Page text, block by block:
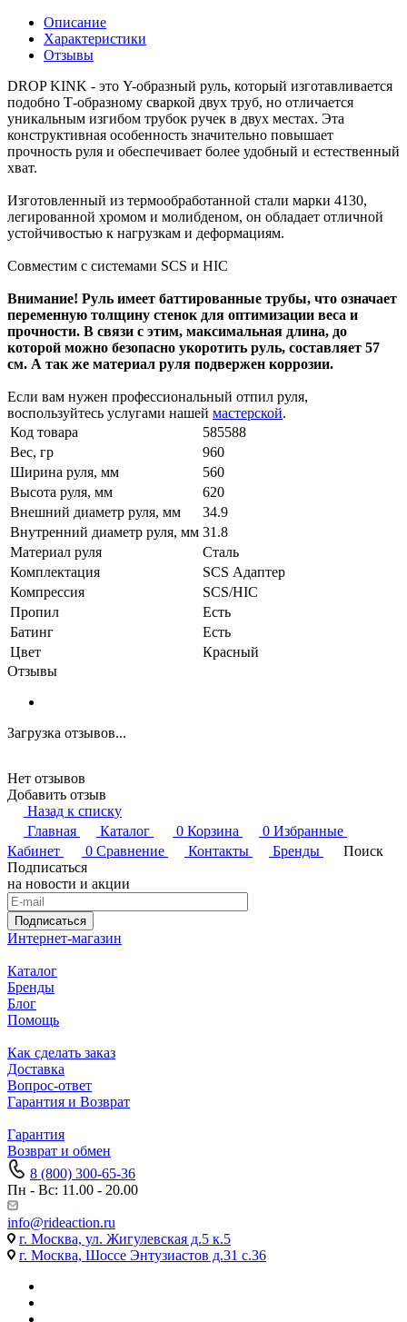
Описание
Характеристики
Отзывы
DROP KINK - это Y-образный руль, который изготавливается
подобно Т-образному сваркой двух труб, но отличается
уникальным изгибом трубок ручек в двух местах. Эта
конструктивная особенность значительно повышает
прочность руля и обеспечивает более удобный и естественный
хват.
Изготовленный из термообработанной стали марки 4130,
легированной хромом и молибденом, он обладает отличной
устойчивостью к нагрузкам и деформациям.
Совместим с системами SCS и HIC
Внимание! Руль имеет баттированные трубы, что означает
переменную толщину стенок для оптимизации веса и
прочности. В связи с этим, максимальная длина, до
которой можно безопасно укоротить руль, составляет 57
см. А так же материал руля подвержен коррозии.
Если вам нужен профессиональный отпил руля,
воспользуйтесь услугами нашей мастерской.
Код товара
585588
Вес, гр
960
Ширина руля, мм
560
Высота руля, мм
620
Внешний диаметр руля, мм
34.9
Внутренний диаметр руля, мм 31.8
Материал руля
Сталь
Комплектация
SCS Адаптер
Компрессия
SCS/HIC
Пропил
Есть
Батинг
Есть
Цвет
Красный
Отзывы
Загрузка отзывов...
Нет отзывов
Добавить отзыв
Назад к списку
Главная
Каталог 0 Корзина 0 Избранные
Кабинет
0 Сравнение Контакты Бренды
Поиск
Подписаться
на новости и акции
Подписаться
Интернет-магазин
Каталог
Бренды
Блог
Помощь
Как сделать заказ
Доставка
Вопрос-ответ
Гарантия и Возврат
Гарантия
Возврат и обмен
8 (800) 300-65-36
Пн - Вс: 11.00 - 20.00
info@rideaction.ru
г. Москва, ул. Жигулевская д.5 к.5
г. Москва, Шоссе Энтузиастов д.31 с.36